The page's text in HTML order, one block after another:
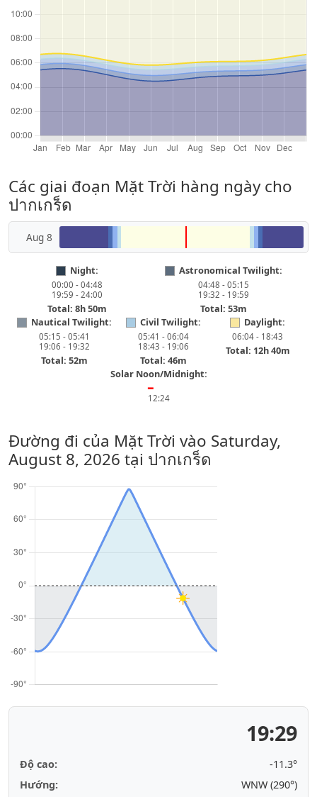
Các giai đoạn Mặt Trời hàng ngày cho
ปากเกร็ด
Aug 8
Night:
00:00 - 04:48
19:59 - 24:00
Total: 8h 50m
Astronomical Twilight:
04:48 - 05:15
19:32 - 19:59
Total: 53m
Nautical Twilight:
05:15 - 05:41
19:06 - 19:32
Total: 52m
Civil Twilight:
05:41 - 06:04
18:43 - 19:06
Total: 46m
Daylight:
06:04 - 18:43
Total: 12h 40m
Solar Noon/Midnight:
━
12:24
Đường đi của Mặt Trời vào Saturday,
August 8, 2026 tại ปากเกร็ด
19:29
Độ cao:
-11.3°
Hướng:
WNW (290°)